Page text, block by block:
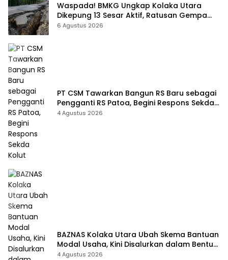
Waspada! BMKG Ungkap Kolaka Utara
Dikepung 13 Sesar Aktif, Ratusan Gempa
Sudah Terekam
6 Agustus 2026
PT CSM Tawarkan Bangun RS Baru sebagai
Pengganti RS Patoa, Begini Respons Sekda
Kolut
4 Agustus 2026
BAZNAS Kolaka Utara Ubah Skema Bantuan
Modal Usaha, Kini Disalurkan dalam Bentuk
Barang Senilai Rp419,5 Juta
4 Agustus 2026